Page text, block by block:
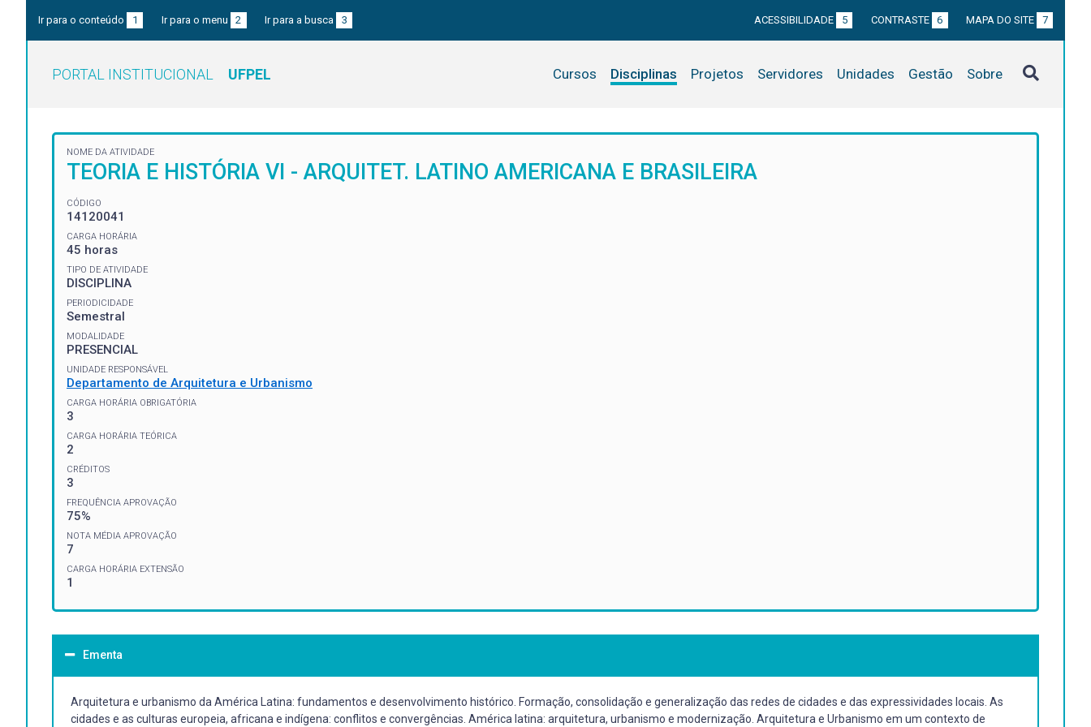
Ir para o conteúdo 1 Ir para o menu 2 Ir para a busca 3 ACESSIBILIDADE 5 CONTRASTE 6 MAPA DO SITE 7
PORTAL INSTITUCIONAL UFPEL Cursos Disciplinas Projetos Servidores Unidades Gestão Sobre
NOME DA ATIVIDADE
TEORIA E HISTÓRIA VI - ARQUITET. LATINO AMERICANA E BRASILEIRA
CÓDIGO
14120041
CARGA HORÁRIA
45 horas
TIPO DE ATIVIDADE
DISCIPLINA
PERIODICIDADE
Semestral
MODALIDADE
PRESENCIAL
UNIDADE RESPONSÁVEL
Departamento de Arquitetura e Urbanismo
CARGA HORÁRIA OBRIGATÓRIA
3
CARGA HORÁRIA TEÓRICA
2
CRÉDITOS
3
FREQUÊNCIA APROVAÇÃO
75%
NOTA MÉDIA APROVAÇÃO
7
CARGA HORÁRIA EXTENSÃO
1
Ementa
Arquitetura e urbanismo da América Latina: fundamentos e desenvolvimento histórico. Formação, consolidação e generalização das redes de cidades e das expressividades locais. As
cidades e as culturas europeia, africana e indígena: conflitos e convergências. América latina: arquitetura, urbanismo e modernização. Arquitetura e Urbanismo em um contexto de